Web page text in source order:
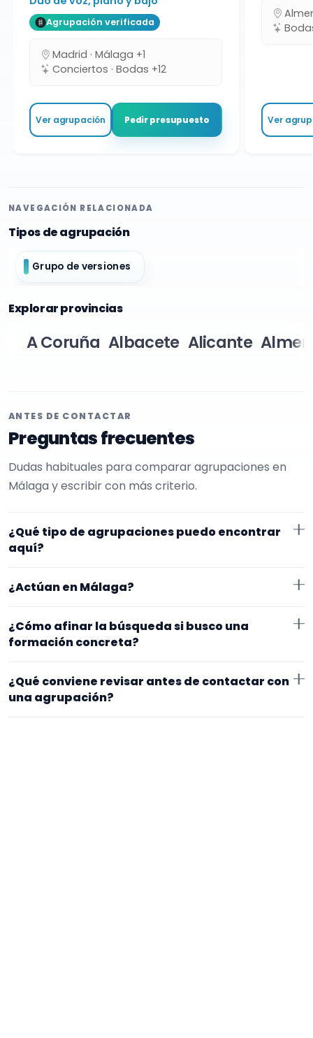
Agrupación verificada
Madrid · Málaga +1
Conciertos · Bodas +12
Ver agrupación Pedir presupuesto
Bodas
Ver
NAVEGACIÓN RELACIONADA
Tipos de agrupación
Grupo de versiones
Explorar provincias
A Coruña Albacete Alicante
ANTES DE CONTACTAR
Preguntas frecuentes
Dudas habituales para comparar agrupaciones en
Málaga y escribir con más criterio.
¿Qué tipo de agrupaciones puedo encontrar
aquí?
sorpresas. Conviene comparar repertorio, tamaño
¿Actúan en Málaga?
trabajan en Málaga. Algunos son de la zona y otros se
exacto, horarios y posibles gastos.
¿Cómo afinar la búsqueda si busco una
formación concreta?
Empieza por el tipo de evento y la zona. Si ya sabes el
formato que te encaja, usa el filtro de tipo de
agrupación para quedarte con opciones más
¿Qué conviene revisar antes de contactar con
una agrupación?